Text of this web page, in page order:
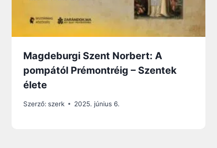
Magdeburgi Szent Norbert: A
pompától Prémontréig – Szentek
élete
Szerző: szerk 2025. június 6.